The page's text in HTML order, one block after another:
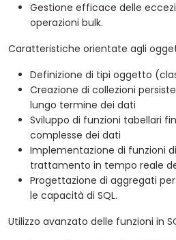
Gestione efficace delle
operazioni bulk.
Caratteristiche orientate agli
Definizione di tipi oggetto
Creazione di collezioni
lungo termine dei dati
Sviluppo di funzioni tabellari
complesse dei dati
Implementazione di funzioni
trattamento in tempo reale
Progettazione di aggregati
le capacità di SQL.
Utilizzo avanzato delle funzioni in